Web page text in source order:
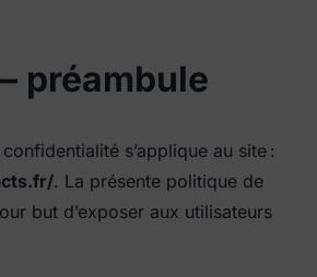
préambule
s’applique au site :
. La présente politique de
but d’exposer aux utilisateurs